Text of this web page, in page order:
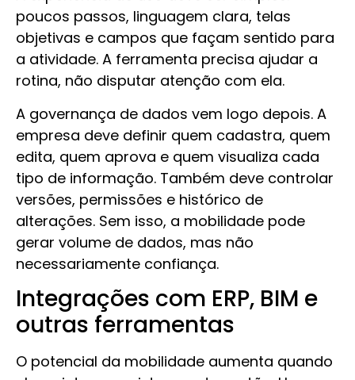
poucos passos, linguagem clara, telas
objetivas e campos que façam sentido para
a atividade. A ferramenta precisa ajudar a
rotina, não disputar atenção com ela.
A governança de dados vem logo depois. A
empresa deve definir quem cadastra, quem
edita, quem aprova e quem visualiza cada
tipo de informação. Também deve controlar
versões, permissões e histórico de
alterações. Sem isso, a mobilidade pode
gerar volume de dados, mas não
necessariamente confiança.
Integrações com ERP, BIM e
outras ferramentas
O potencial da mobilidade aumenta quando